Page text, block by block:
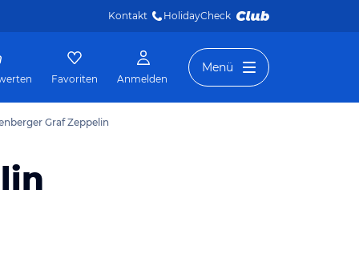
Kontakt HolidayCheck
Favoriten Anmelden
Menü
Graf Zeppelin